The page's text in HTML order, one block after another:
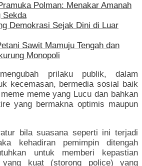
Polman: Menakar Amanah
Sekda
Demokrasi Sejak Dini di Luar
Sawit Mamuju Tengah dan
Monopoli
prilaku publik, dalam
kecemasan, bermedia sosial baik
meme yang Lucu dan bahkan
yang bermakna optimis maupun
bila suasana seperti ini terjadi
kehadiran pemimpin ditengah
untuk memberi kepastian
yang kuat (storong police) yang